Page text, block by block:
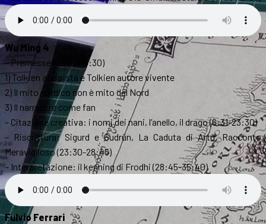
Wu Ming 4
– Premesse (00:00-6:30)
1) Tolkien apripista e Tolkien autore vivente
2) Il mito nordico non è mito del Nord
3) Il narratore come fan
– Citazione creativa: i nomi dei nani, l’anello, il drago (6:31-23:30)
– Riscrittura: Sigurd e Gudrùn, La Caduta di Artù, Racconto
Meraviglioso (23:30-28:45)
– Interpretazione: il kenning di Frodhi (28:45-35:40)
Fulvio Ferrari